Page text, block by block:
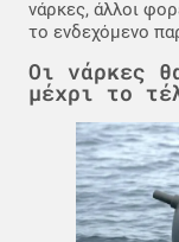
νάρκες, άλλοι
το ενδεχόμενο
Οι νάρκες
μέχρι το